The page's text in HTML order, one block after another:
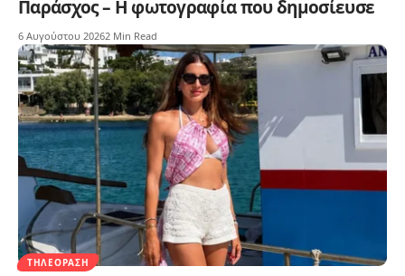
Παράσχος – Η φωτογραφία που δημοσίευσε
6 Αυγούστου 20262 Min Read
ΤΗΛΕΌΡΑΣΗ